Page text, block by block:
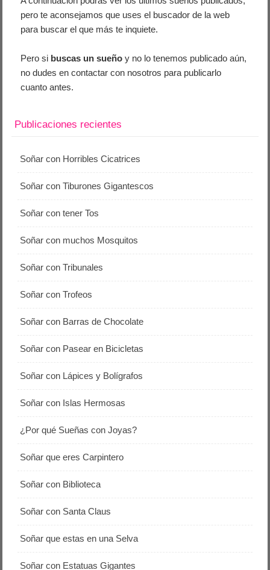
pero te aconsejamos que uses el buscador de la web
para buscar el que más te inquiete.
Pero si buscas un sueño y no lo tenemos publicado aún,
no dudes en contactar con nosotros para publicarlo
cuanto antes.
Publicaciones recientes
Soñar con Horribles Cicatrices
Soñar con Tiburones Gigantescos
Soñar con tener Tos
Soñar con muchos Mosquitos
Soñar con Tribunales
Soñar con Trofeos
Soñar con Barras de Chocolate
Soñar con Pasear en Bicicletas
Soñar con Lápices y Bolígrafos
Soñar con Islas Hermosas
¿Por qué Sueñas con Joyas?
Soñar que eres Carpintero
Soñar con Biblioteca
Soñar con Santa Claus
Soñar que estas en una Selva
Soñar con Estatuas Gigantes